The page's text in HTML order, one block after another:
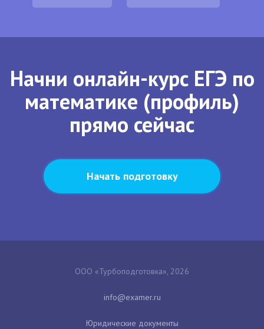
Начни онлайн-курс ЕГЭ по
математике (профиль)
прямо сейчас
Начать подготовку
ООО «Турбоподготовка», 2026
Юридические документы